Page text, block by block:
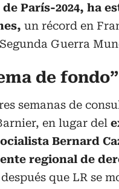
París-2024, ha
un récord en
Guerra
de fondo”
semanas de
en lugar del
Bernard
regional de
después que LR se